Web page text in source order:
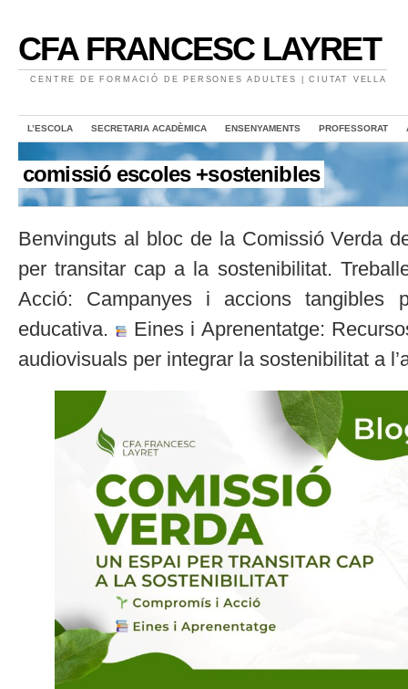
CFA FRANCESC LAYRET
CENTRE DE FORMACIÓ DE PERSONES ADULTES | CIUTAT VELLA
L’ESCOLA SECRETARIA ACADÈMICA ENSENYAMENTS PROFESSORAT
comissió escoles +sostenibles
Benvinguts al bloc de la Comissió Verda
per transitar cap a la sostenibilitat.
Acció: Campanyes i accions tangibles
educativa.
Eines i Aprenentatge:
audiovisuals per integrar la sostenibilitat a